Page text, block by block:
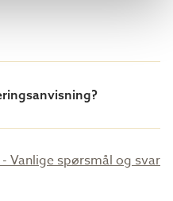
Vanlige spørsmål og svar